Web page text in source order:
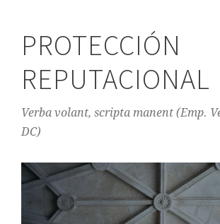
PROTECCIÓN
REPUTACIONAL
Verba volant, scripta manent (Emp.
DC)